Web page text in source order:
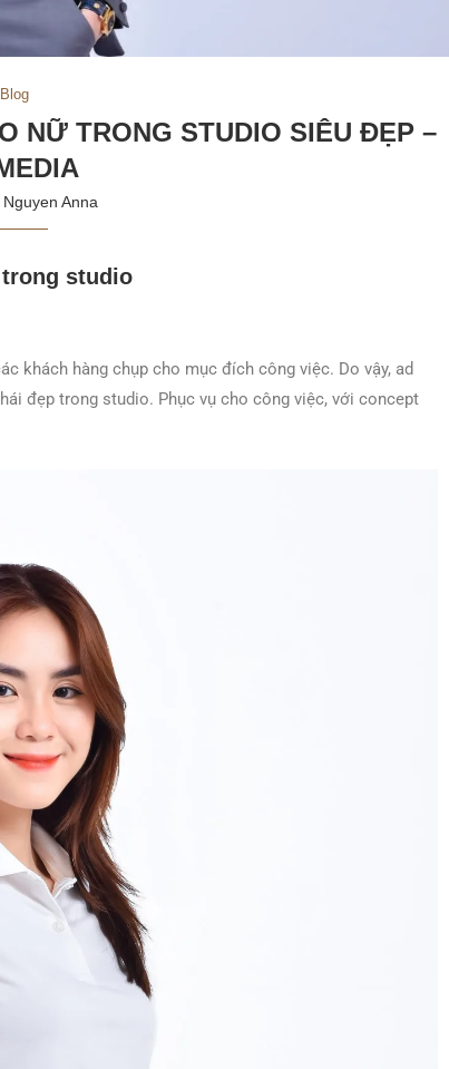
Blog
NỮ TRONG STUDIO SIÊU ĐẸP –
Nguyen Anna
trong studio
khách hàng chụp cho mục đích công việc. Do vậy, ad
đẹp trong studio. Phục vụ cho công việc, với concept